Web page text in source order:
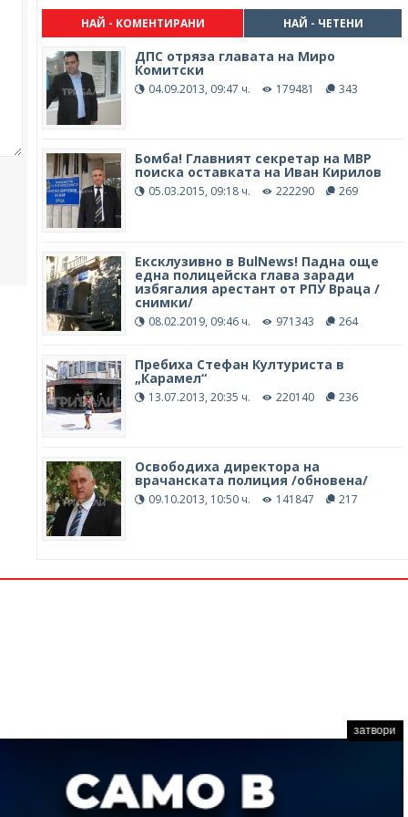
НАЙ - КОМЕНТИРАНИ НАЙ - ЧЕТЕНИ
ДПС отряза главата на Миро
Комитски
04.09.2013, 09:47 ч. 179481 343
Бомба! Главният секретар на МВР
поиска оставката на Иван Кирилов
05.03.2015, 09:18 ч. 222290 269
Ексклузивно в BulNews! Падна още
една полицейска глава заради
избягалия арестант от РПУ Враца /
снимки/
08.02.2019, 09:46 ч. 971343 264
Пребиха Стефан Културиста в
„Карамел“
13.07.2013, 20:35 ч. 220140 236
Освободиха директора на
врачанската полиция /обновена/
09.10.2013, 10:50 ч. 141847 217
затвори